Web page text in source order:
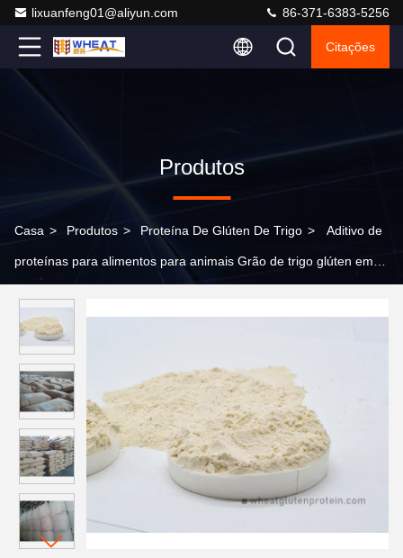
lixuanfeng01@aliyun.com 86-371-6383-5256
Citações
Produtos
Casa > Produtos > Proteína De Glúten De Trigo > Aditivo de
proteínas para alimentos para animais Grão de trigo glúten em